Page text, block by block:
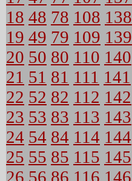
18 48 78 108 138
19 49 79 109 139
20 50 80 110 140
21 51 81 111 141
22 52 82 112 142
23 53 83 113 143
24 54 84 114 144
25 55 85 115 145
26 56 86 116 146